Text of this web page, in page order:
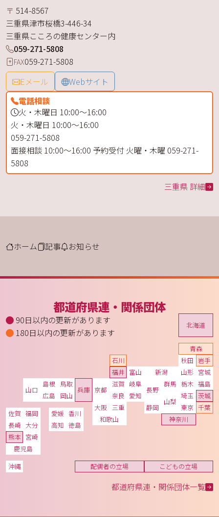
〒 514-8567
三重県津市桜橋3-446-34
三重県こころの健康センター内
059-271-5808
FAX059-271-5808
Eメール
Webサイト
電話相談
火・木曜日 10:00～16:00
火・木曜日 10:00～16:00
059-271-5808
面接相談 10:00～16:00 予約受付 火曜・木曜 059-271-
5808
三重県 詳細
ホーム 記事 お知らせ
都道府県連・関係団体
90日以内の更新があります
180日以内の更新があります
北海道
青森
岩手
宮城
秋田
山形
福島
茨城
栃木
群馬
埼玉
千葉
東京
神奈川
新潟
富山
石川
福井
山梨
長野
岐阜
静岡
愛知
三重
滋賀
京都
大阪
兵庫
奈良
和歌山
鳥取
島根
岡山
広島
山口
徳島
香川
愛媛
高知
福岡
佐賀
長崎
熊本
大分
宮崎
鹿児島
沖縄
こどもの立場
配偶者の立場
都道府県連・関係団体一覧